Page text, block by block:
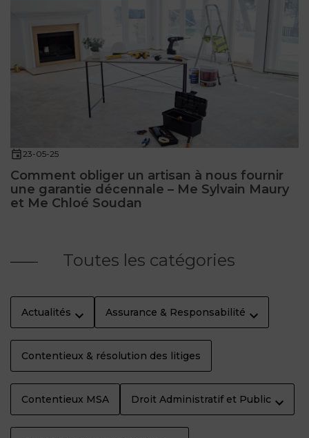
23-05-25
Comment obliger un artisan à nous fournir
une garantie décennale – Me Sylvain Maury
et Me Chloé Soudan
Toutes les catégories
Actualités Assurance & Responsabilité
Contentieux & résolution des litiges
Contentieux MSA Droit Administratif et Public